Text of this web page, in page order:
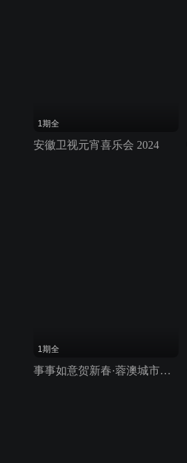
1期全
安徽卫视元宵喜乐会 2024
1期全
事事如意贺新春·蓉澳城市春晚 2025